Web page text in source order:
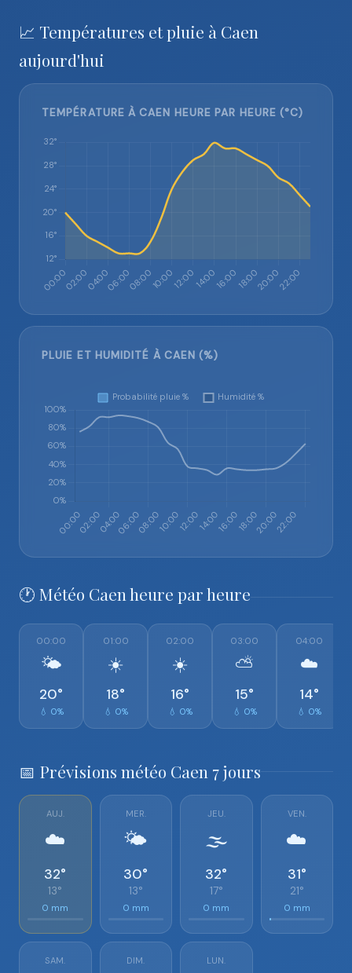
📈 Températures et pluie à Caen
aujourd'hui
TEMPÉRATURE À CAEN HEURE PAR HEURE (°C)
PLUIE ET HUMIDITÉ À CAEN (%)
🕐 Météo Caen heure par heure
00:00
🌤️
20°
💧 0%
01:00
☀️
18°
💧 0%
02:00
☀️
16°
💧 0%
03:00
⛅
15°
💧 0%
04:00
☁️
14°
💧 0%
📅 Prévisions météo Caen 7 jours
AUJ.
☁️
32°
13°
0 mm
MER.
🌤️
30°
13°
0 mm
JEU.
🌫️
32°
17°
0 mm
VEN.
☁️
31°
21°
0 mm
SAM. DIM. LUN.